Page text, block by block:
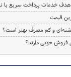
هدف خدمات پرداخت سریع با
قیمت
و کم مصرف بهتر است؟
خوبی دارند؟